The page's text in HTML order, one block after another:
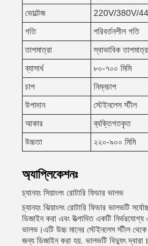
ভোল্টেজ
220V/380V/
গতি
পরিবর্তনশীল গতি
তাপমাত্রা
স্বাভাবিক
ব্যাসার্ধ
৮০-৭০০ মিমি
চাপ
নিম্নচাপ
উপাদান
স্টেইনলেস স্টীল
আকার
ব্যক্তিগতকৃত
উচ্চতা
২২০-৯০০ মিমি
অ্যাপ্লিকেশনঃ
চ্যানহং সিয়াংলং রোটারি ফিডার ভালভ
চ্যানহং ঝিয়াংলং রোটারি ফিডার ভালভটি
ডিজাইন করা এবং উত্পাদিত একটি নির্ভরযোগ্য
ভালভ।এটি উচ্চ মানের স্টেইনলেস স্টীল
জন্য ডিজাইন করা হয়. ভালভটি বিদ্যুৎ দ্বারা